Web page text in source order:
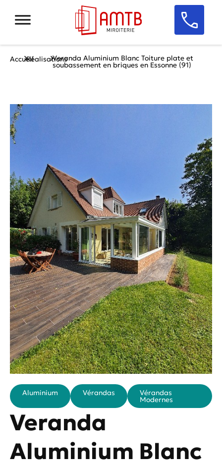
AccueilRéalisationsVeranda Aluminium Blanc Toiture plate et
soubassement en briques en Essonne (91)
Aluminium Vérandas Vérandas
Modernes
Veranda
Aluminium Blanc